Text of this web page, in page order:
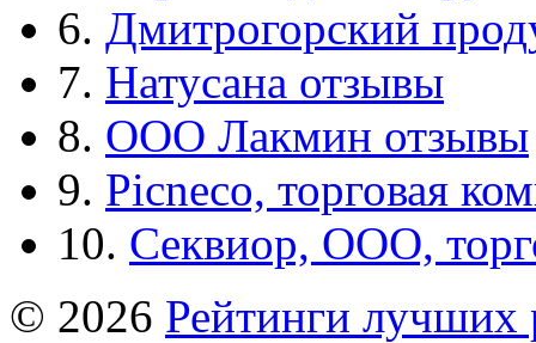
6. Дмитрогорский
7. Натусана отзывы
8. ООО Лакмин отзывы
9. Picneco, торговая
10. Секвиор, ООО,
© 2026 Рейтинги лучших